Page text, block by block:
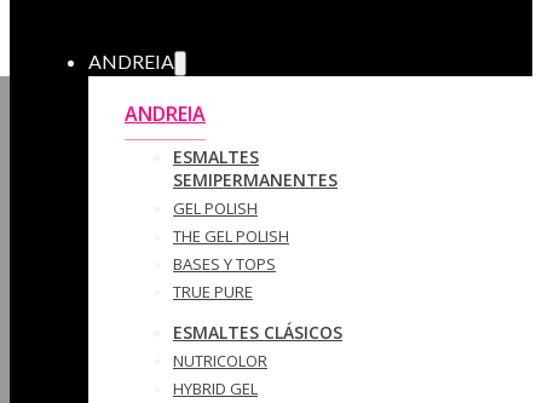
ANDREIA
ANDREIA
ESMALTES
SEMIPERMANENTES
GEL POLISH
THE GEL POLISH
BASES Y‎ TOPS
TRUE PURE
ESMALTES CLÁSICOS
NUTRICOLOR
HYBRID GEL